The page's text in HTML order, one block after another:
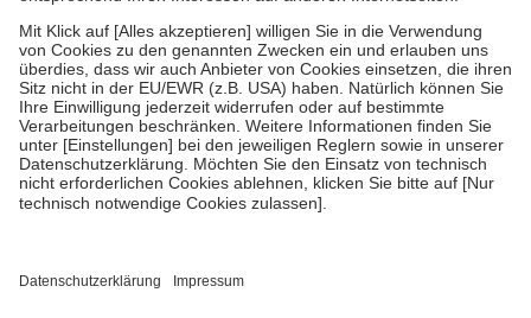
stärken und die besondere Stellung der Familie zu unterstützen,
fallenkeine Zuzahlungenan bei:
• Kindern und Jugendlichen bis zum vollendeten 18. Lebensjahr
mit Ausnahme der Fahrkosten
• Untersuchungen zur Vorsorge und Früherkennung, die von der
GKV getragen werden
• empfohlenen Schutzimpfungen
• Harn- und Blutteststreifen
getroffen, um sicherzustellen, dass es sich um echte Bewertungen